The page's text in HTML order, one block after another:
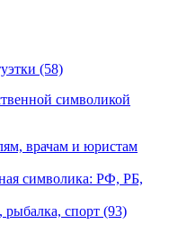
(58)
символикой
врачам и юристам
символика: РФ, РБ,
рыбалка, спорт (93)